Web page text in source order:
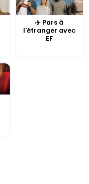
✈️ Pars à
l'étranger avec
EF